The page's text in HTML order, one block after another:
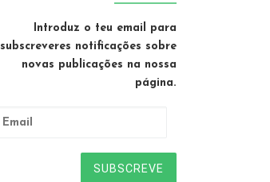
Introduz o teu email para
subscreveres notificações sobre
novas publicações na nossa
página.
SUBSCREVE